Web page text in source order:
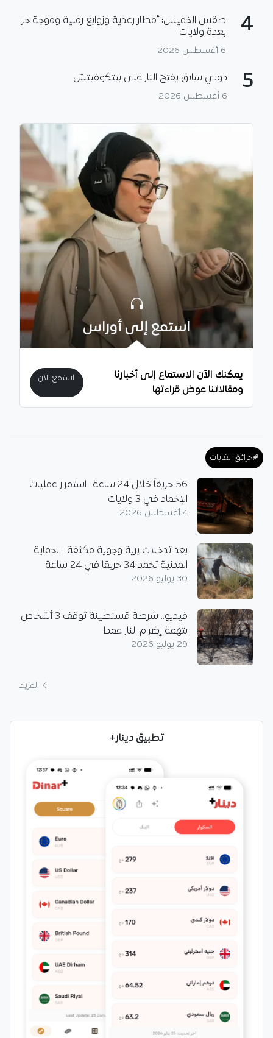
4
طقس الخميس: أمطار رعدية وزوابع رملية وموجة حر
بعدة ولايات
6 أغسطس 2026
5 دولي سابق يفتح النار على بيتكوفيتش
6 أغسطس 2026
استمع إلى أوراس
يمكنك الآن الاستماع إلى أخبارنا
ومقالاتنا عوض قراءتها
استمع الآن
#حرائق الغابات
56 حريقاً خلال 24 ساعة.. استمرار عمليات
الإخماد في 3 ولايات
4 أغسطس 2026
بعد تدخلات برية وجوية مكثفة.. الحماية
المدنية تخمد 34 حريقا في 24 ساعة
30 يوليو 2026
فيديو.. شرطة قسنطينة توقف 3 أشخاص
بتهمة إضرام النار عمدا
29 يوليو 2026
المزيد
تطبيق دينار+